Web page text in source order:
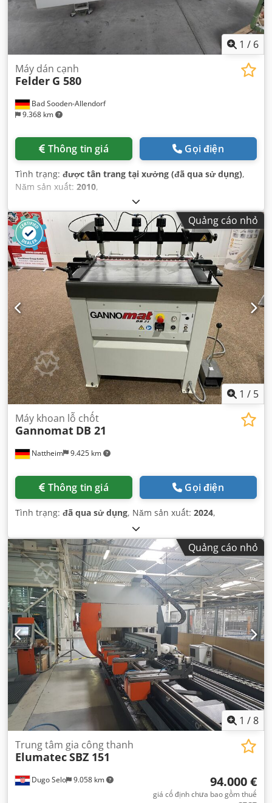
1 / 6
Bad Sooden-Allendorf
9.368 km
Máy dán cạnh
Felder G 580
Thông tin giá Gọi điện
Tình trạng: được tân trang tại xưởng (đã qua sử dụng),
Năm sản xuất: 2010,
Quảng cáo nhỏ
1 / 5
Nattheim 9.425 km
Máy khoan lỗ chốt
Gannomat DB 21
Thông tin giá Gọi điện
Tình trạng: đã qua sử dụng, Năm sản xuất: 2024,
Quảng cáo nhỏ
1 /8
Dugo Selo 9.058 km
Trung tâm gia công thanh
ElumatecSBZ 151
94.000 €
giá cố định chưa bao gồm thuế